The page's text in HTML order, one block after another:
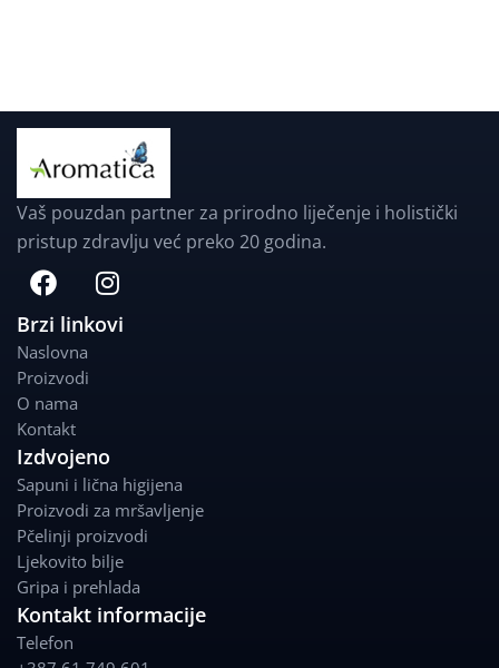
Vaš pouzdan partner za prirodno liječenje i holistički
pristup zdravlju već preko 20 godina.
F
a
c
e
b
o
o
k
I
n
s
a
m
Brzi linkovi
Naslovna
Proizvodi
O nama
Kontakt
Izdvojeno
Sapuni i lična higijena
Proizvodi za mršavljenje
Pčelinji proizvodi
Ljekovito bilje
Gripa i prehlada
Kontakt informacije
Telefon